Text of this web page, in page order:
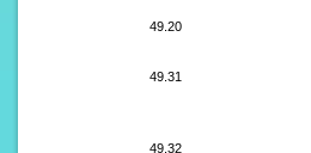
49.20
49.31
49.32